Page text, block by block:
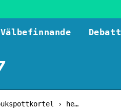
Välbefinnande Debatt
› he…